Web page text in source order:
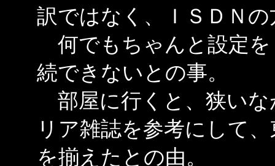
訳ではなく、ＩＳＤＮ
何でもちゃんと設定を
続できないとの事。
部屋に行くと、狭いな
リア雑誌を参考にして
を揃えたとの由。